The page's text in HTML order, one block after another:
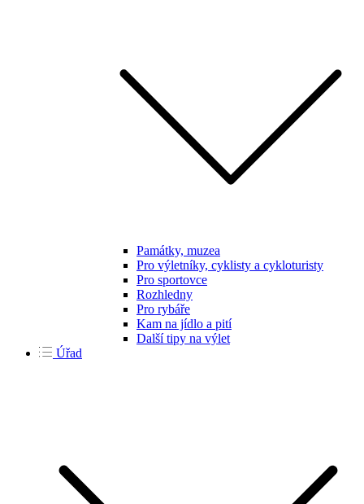
Památky, muzea
Pro výletníky, cyklisty a cykloturisty
Pro sportovce
Rozhledny
Pro rybáře
Kam na jídlo a pití
Další tipy na výlet
Úřad